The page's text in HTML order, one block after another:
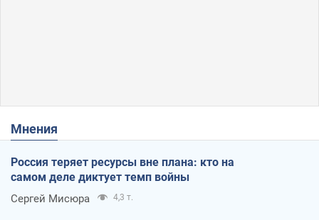
Мнения
Россия теряет ресурсы вне плана: кто на
самом деле диктует темп войны
Сергей Мисюра 4,3 т.